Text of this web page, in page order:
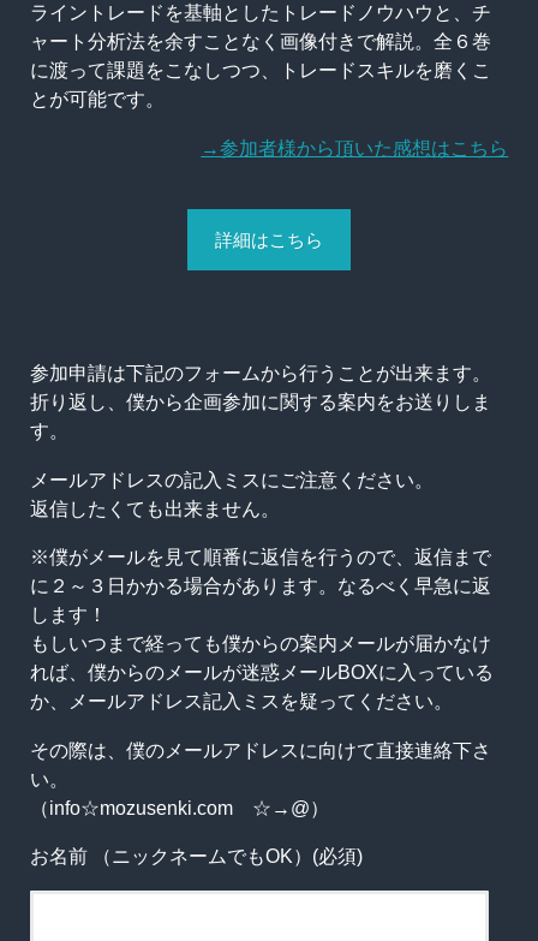
ライントレードを基軸としたトレードノウハウと、チ
ャート分析法を余すことなく画像付きで解説。全６巻
に渡って課題をこなしつつ、トレードスキルを磨くこ
とが可能です。
→参加者様から頂いた感想はこちら
詳細はこちら
参加申請は下記のフォームから行うことが出来ます。
折り返し、僕から企画参加に関する案内をお送りしま
す。
メールアドレスの記入ミスにご注意ください。
返信したくても出来ません。
※僕がメールを見て順番に返信を行うので、返信まで
に２～３日かかる場合があります。なるべく早急に返
します！
もしいつまで経っても僕からの案内メールが届かなけ
れば、僕からのメールが迷惑メールBOXに入っている
か、メールアドレス記入ミスを疑ってください。
その際は、僕のメールアドレスに向けて直接連絡下さ
い。
（info☆mozusenki.com ☆→@）
お名前 （ニックネームでもOK）(必須)